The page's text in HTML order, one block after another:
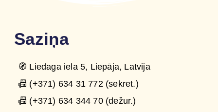
Saziņa
🧭 Liedaga iela 5, Liepāja, Latvija
📠 (+371) 634 31 772 (sekret.)
📠 (+371) 634 344 70 (dežur.)